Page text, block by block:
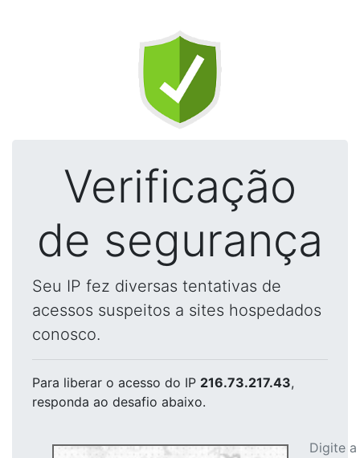
Verificação
de segurança
Seu IP fez diversas tentativas de
acessos suspeitos a sites hospedados
conosco.
Para liberar o acesso do IP 216.73.217.43,
responda ao desafio abaixo.
Digite